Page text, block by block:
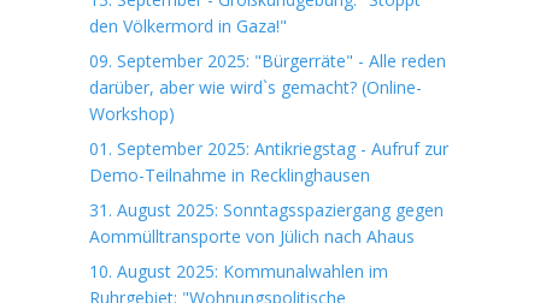
den Völkermord in Gaza!"
09. September 2025: "Bürgerräte" - Alle reden
darüber, aber wie wird`s gemacht? (Online-
Workshop)
01. September 2025: Antikriegstag - Aufruf zur
Demo-Teilnahme in Recklinghausen
31. August 2025: Sonntagsspaziergang gegen
Aommülltransporte von Jülich nach Ahaus
10. August 2025: Kommunalwahlen im
Ruhrgebiet: "Wohnungspolitische